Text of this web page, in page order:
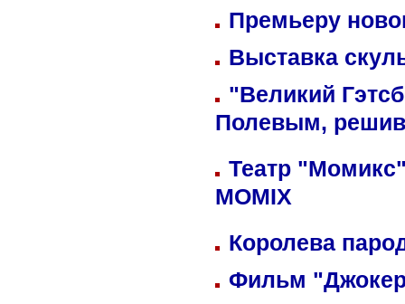
Премьеру
Выставка
"Великий
Полевым,
Театр
MOMIX
Королева
Фильм